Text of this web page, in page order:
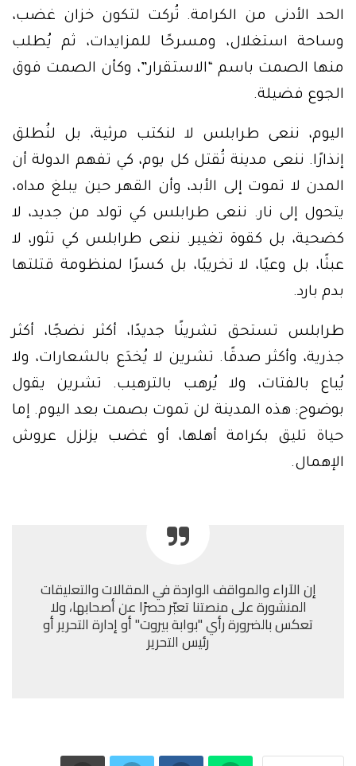
الحد الأدنى من الكرامة. تُركت لتكون خزان غضب،
وساحة استغلال، ومسرحًا للمزايدات، ثم يُطلب
منها الصمت باسم “الاستقرار”، وكأن الصمت فوق
الجوع فضيلة.
اليوم، ننعى طرابلس لا لنكتب مرثية، بل لنُطلق
إنذارًا. ننعى مدينة تُقتل كل يوم، كي تفهم الدولة أن
المدن لا تموت إلى الأبد، وأن القهر حين يبلغ مداه،
يتحول إلى نار. ننعى طرابلس كي تولد من جديد، لا
كضحية، بل كقوة تغيير. ننعى طرابلس كي تثور، لا
عبثًا، بل وعيًا، لا تخريبًا، بل كسرًا لمنظومة قتلتها
بدم بارد.
طرابلس تستحق تشرينًا جديدًا، أكثر نضجًا، أكثر
جذرية، وأكثر صدقًا. تشرين لا يُخدَع بالشعارات، ولا
يُباع بالفتات، ولا يُرهب بالترهيب. تشرين يقول
بوضوح: هذه المدينة لن تموت بصمت بعد اليوم. إما
حياة تليق بكرامة أهلها، أو غضب يزلزل عروش
الإهمال.
إن الآراء والمواقف الواردة في المقالات والتعليقات
المنشورة على منصتنا تعبّر حصرًا عن أصحابها، ولا
تعكس بالضرورة رأي "بوابة بيروت" أو إدارة التحرير أو
رئيس التحرير